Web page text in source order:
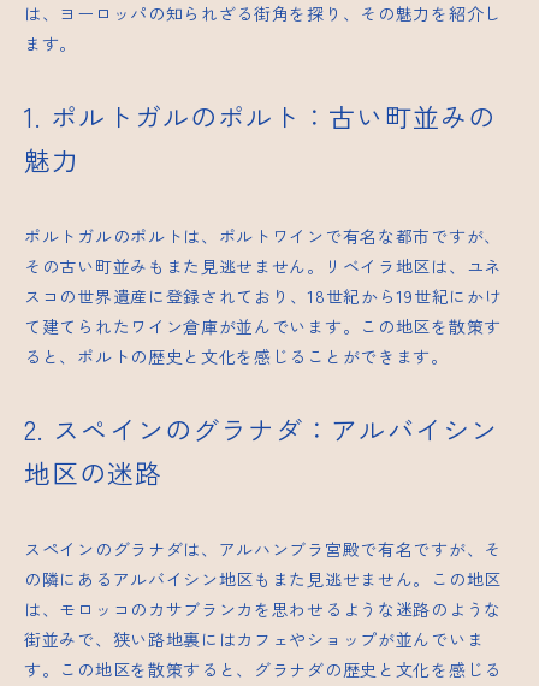
は、ヨーロッパの知られざる街角を探り、その魅力を紹介し
ます。
1. ポルトガルのポルト：古い町並みの
魅力
ポルトガルのポルトは、ポルトワインで有名な都市ですが、
その古い町並みもまた見逃せません。リベイラ地区は、ユネ
スコの世界遺産 に登録されており、18世紀から19世紀にかけ
て建てられたワイン倉庫が並んでいます。この地区を散策す
ると、ポルトの歴史と文化を感じることができます。
2. スペインのグラナダ：アルバイシン
地区の迷路
スペインのグラナダは、アルハンブラ宮殿で有名ですが、そ
の隣にあるアルバイシン地区もまた見逃せません。この地区
は、モロッコのカサブランカを思わせるような迷路のような
街並みで、狭い路地裏にはカフェやショップが並んでいま
す。この地区を散策すると、グラナダの歴史と文化を感じる